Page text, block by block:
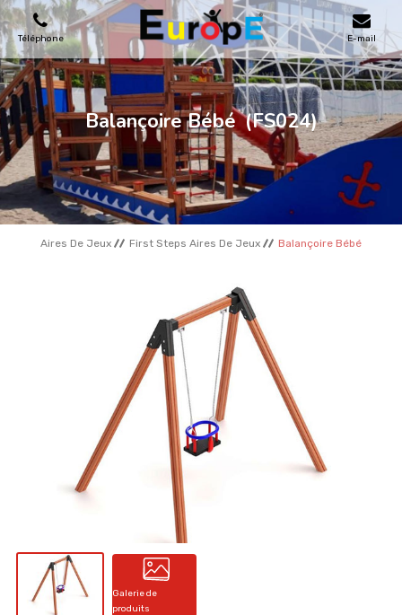
Téléphone E-mail
AIRES DE JEUX
MAISONS EN BOIS
MOBILIERS URBAINS
SKATEPARKS
Balançoire Bébé (FS024)
Aires De Jeux First Steps Aires De Jeux Balançoire Bébé
Galerie de
produits